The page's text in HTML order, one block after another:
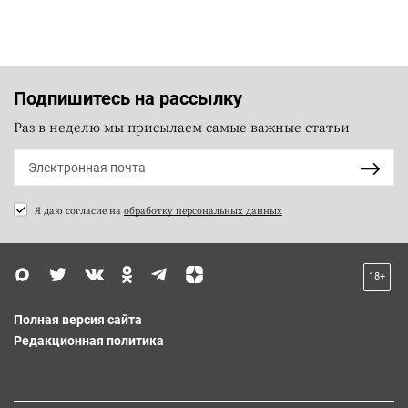
Подпишитесь на рассылку
Раз в неделю мы присылаем самые важные статьи
Я даю согласие на обработку персональных данных
18+
Полная версия сайта
Редакционная политика